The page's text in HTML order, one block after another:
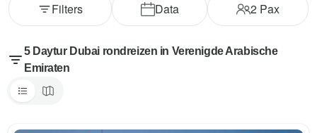
Data 2 Pax
Filters
5 Daytur Dubai rondreizen in Verenigde Arabische
Emiraten